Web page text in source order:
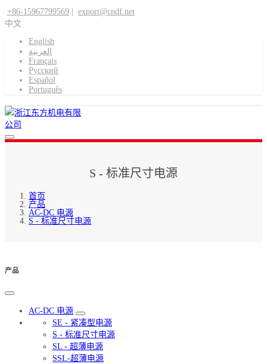
+86-15967799569
export@cndf.net
中文
English
العربية
Français
Pусский
Español
Português
S - 标准尺寸电源
首页
产品
AC-DC 电源
S - 标准尺寸电源
产品
AC-DC 电源
SE - 紧凑型电源
S - 标准尺寸电源
SL - 超薄电源
SSL-超薄电源